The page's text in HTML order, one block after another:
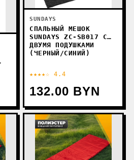
SUNDAYS
СПАЛЬНЫЙ МЕШОК
SUNDAYS ZC-SB017 С
ДВУМЯ ПОДУШКАМИ
(ЧЕРНЫЙ/СИНИЙ)
★★★★☆ 4.4
132.00 BYN